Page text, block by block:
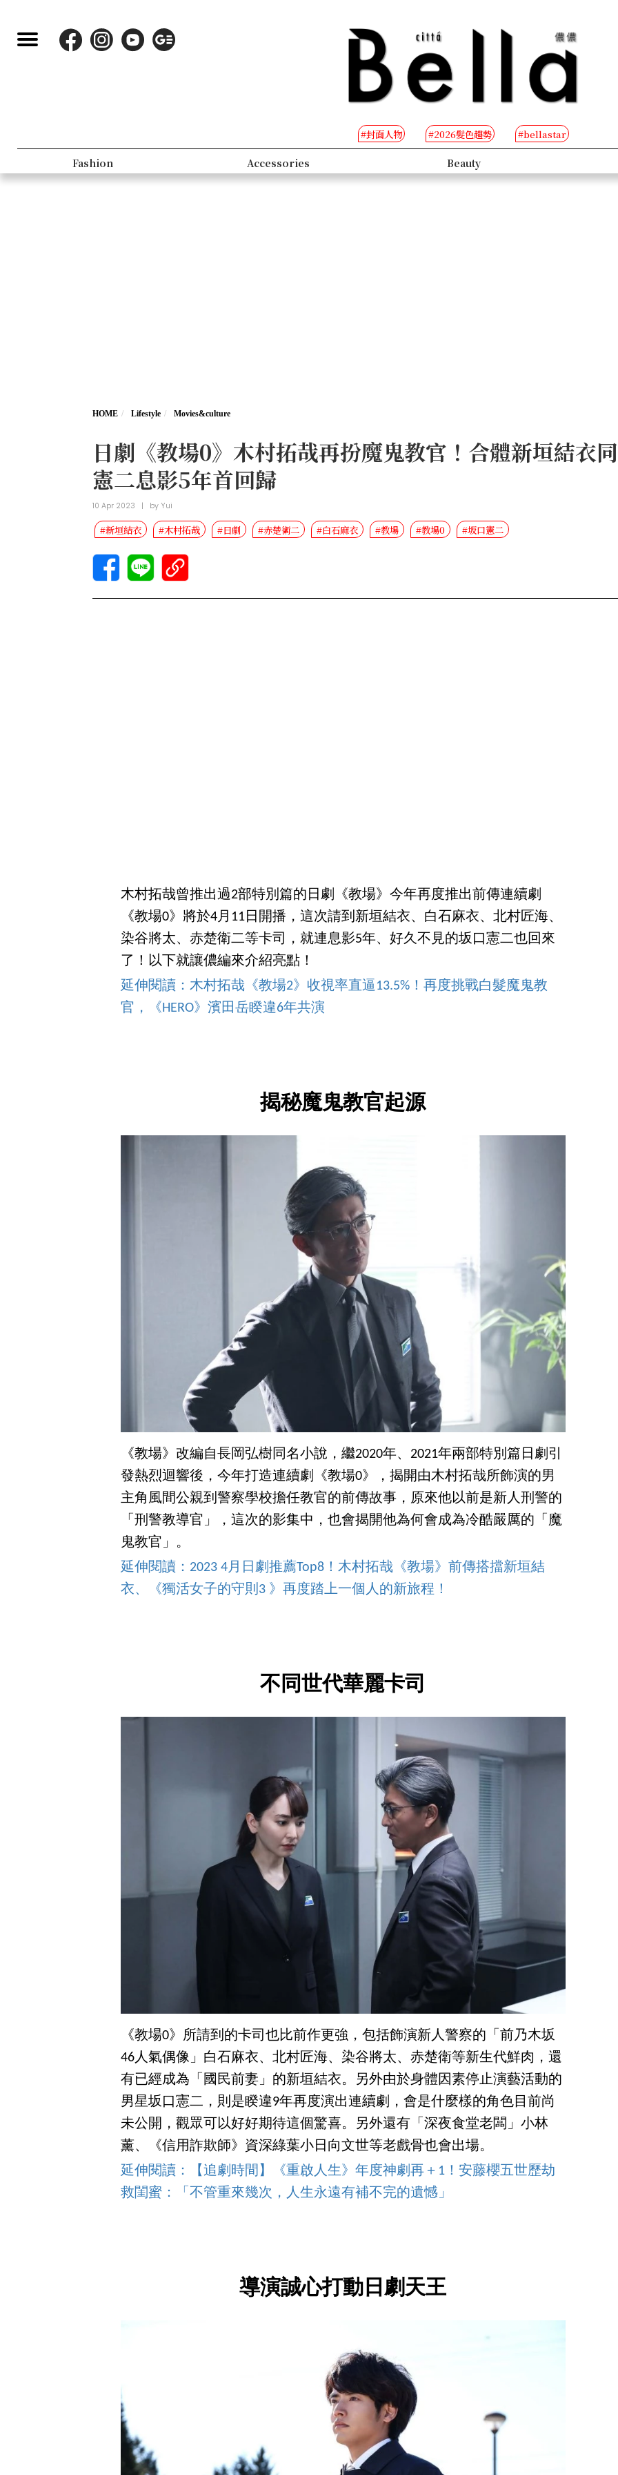
#封面人物 #2026髮色趨勢 #bellastar
Fashion Accessories Beauty
HOME Lifestyle Movies&culture
日劇《教場0》木村拓哉再扮魔鬼教官！合體新垣結衣
憲二息影5年首回歸
10 Apr 2023 | by Yui
#新垣結衣 #木村拓哉 #日劇 #赤楚衛二 #白石麻衣 #教場 #教場0 #坂口憲二
木村拓哉曾推出過2部特別篇的日劇《教場》今年再度推出前傳連續劇
《教場0》將於4月11日開播，這次請到新垣結衣、白石麻衣、北村匠海、
染谷將太、赤楚衛二等卡司，就連息影5年、好久不見的坂口憲二也回來
了！以下就讓儂編來介紹亮點！
延伸閱讀：木村拓哉《教場2》收視率直逼13.5%！再度挑戰白髮魔鬼教
官，《HERO》濱田岳睽違6年共演
揭秘魔鬼教官起源
《教場》改編自長岡弘樹同名小說，繼2020年、2021年兩部特別篇日劇引
發熱烈迴響後，今年打造連續劇《教場0》，揭開由木村拓哉所飾演的男
主角風間公親到警察學校擔任教官的前傳故事，原來他以前是新人刑警的
「刑警教導官」，這次的影集中，也會揭開他為何會成為冷酷嚴厲的「魔
鬼教官」。
延伸閱讀：2023 4月日劇推薦Top8！木村拓哉《教場》前傳搭擋新垣結
衣、《獨活女子的守則3 》再度踏上一個人的新旅程！
不同世代華麗卡司
《教場0》所請到的卡司也比前作更強，包括飾演新人警察的「前乃木坂
46人氣偶像」白石麻衣、北村匠海、染谷將太、赤楚衛等新生代鮮肉，還
有已經成為「國民前妻」的新垣結衣。另外由於身體因素停止演藝活動的
男星坂口憲二，則是睽違9年再度演出連續劇，會是什麼樣的角色目前尚
未公開，觀眾可以好好期待這個驚喜。另外還有「深夜食堂老闆」小林
薰、《信用詐欺師》資深綠葉小日向文世等老戲骨也會出場。
延伸閱讀：【追劇時間】《重啟人生》年度神劇再＋1！安藤櫻五世歷劫
救閨蜜：「不管重來幾次，人生永遠有補不完的遺憾」
導演誠心打動日劇天王